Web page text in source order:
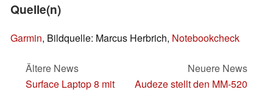
Quelle(n)
Garmin, Bildquelle: Marcus Herbrich, Notebookcheck
Ältere News
Surface Laptop 8 mit
Neuere News
Audeze stellt den MM-520